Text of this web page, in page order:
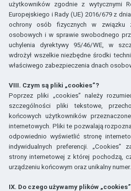
użytkowników zgodnie z wytycznymi
Europejskiego i Rady (UE) 2016/679 z
ochrony osób fizycznych w związku
osobowych i w sprawie swobodnego
uchylenia dyrektywy 95/46/WE, w
wdrożył wszelkie niezbędne środki
właściwego zabezpieczenia dnach
VIII. Czym są pliki „cookies”?
Poprzez pliki „cookies” należy
szczególności pliki tekstowe,
końcowych użytkowników
internetowych. Pliki te pozwalają
odpowiednio wyświetlić stronę
indywidualnych preferencji. „Cookies”
strony internetowej z której pochodzą,
urządzeniu końcowym oraz unikalny numer.
IX. Do czego używamy plików